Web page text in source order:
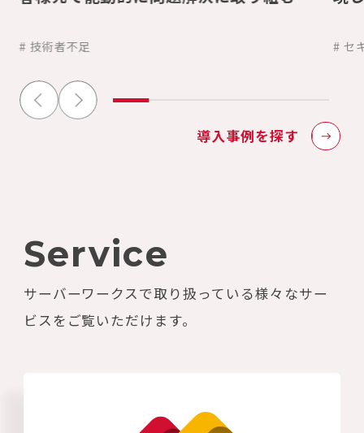
# 技術者不足 # セ
導入事例を探す
Service
サーバーワークスで取り扱っている様々なサー
ビスをご覧いただけます。